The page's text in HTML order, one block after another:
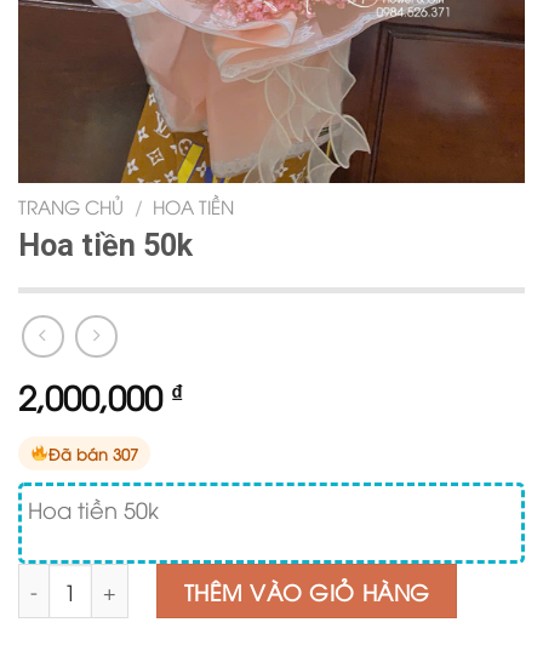
TRANG CHỦ / HOA TIỀN
Hoa tiền 50k
2,000,000 ₫
Đã bán 307
Hoa tiền 50k
Số lượng THÊM VÀO GIỎ HÀNG